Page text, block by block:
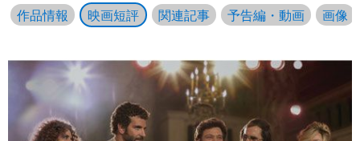
作品情報 映画短評 関連記事 予告編・動画 画像